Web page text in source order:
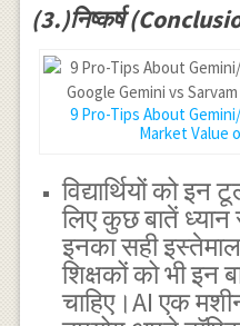
इंजन} &
\text{भारतीय
क्षेत्रीय भाषाएँ} &
\text{(इंटरनेट डेटा
सितम्बर} \\ & &
& \text{ 2021
\hline
\end{array}
(3.)निष्कर्ष
9 Pro-Tips About
Market Value
विद्यार्थियों को
लिए कुछ बातें
इनका सही
शिक्षकों को भी इन
चाहिए।AI एक